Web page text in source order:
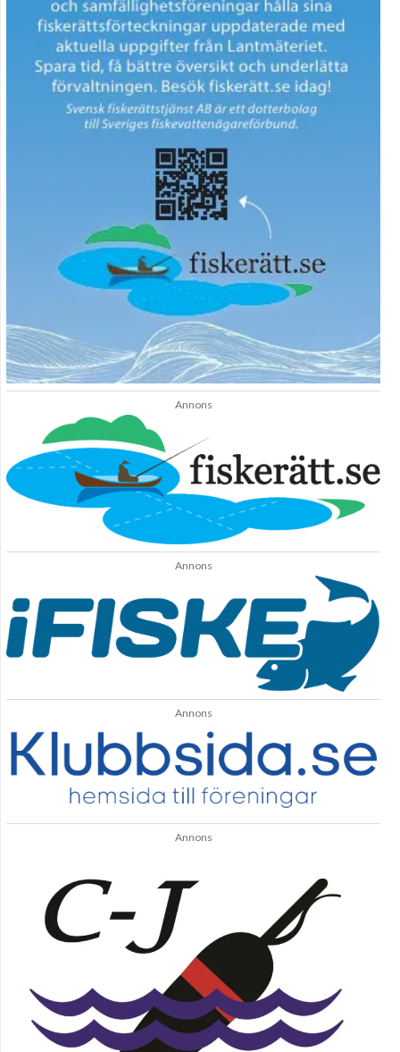
Annons
Annons
Annons
Annons